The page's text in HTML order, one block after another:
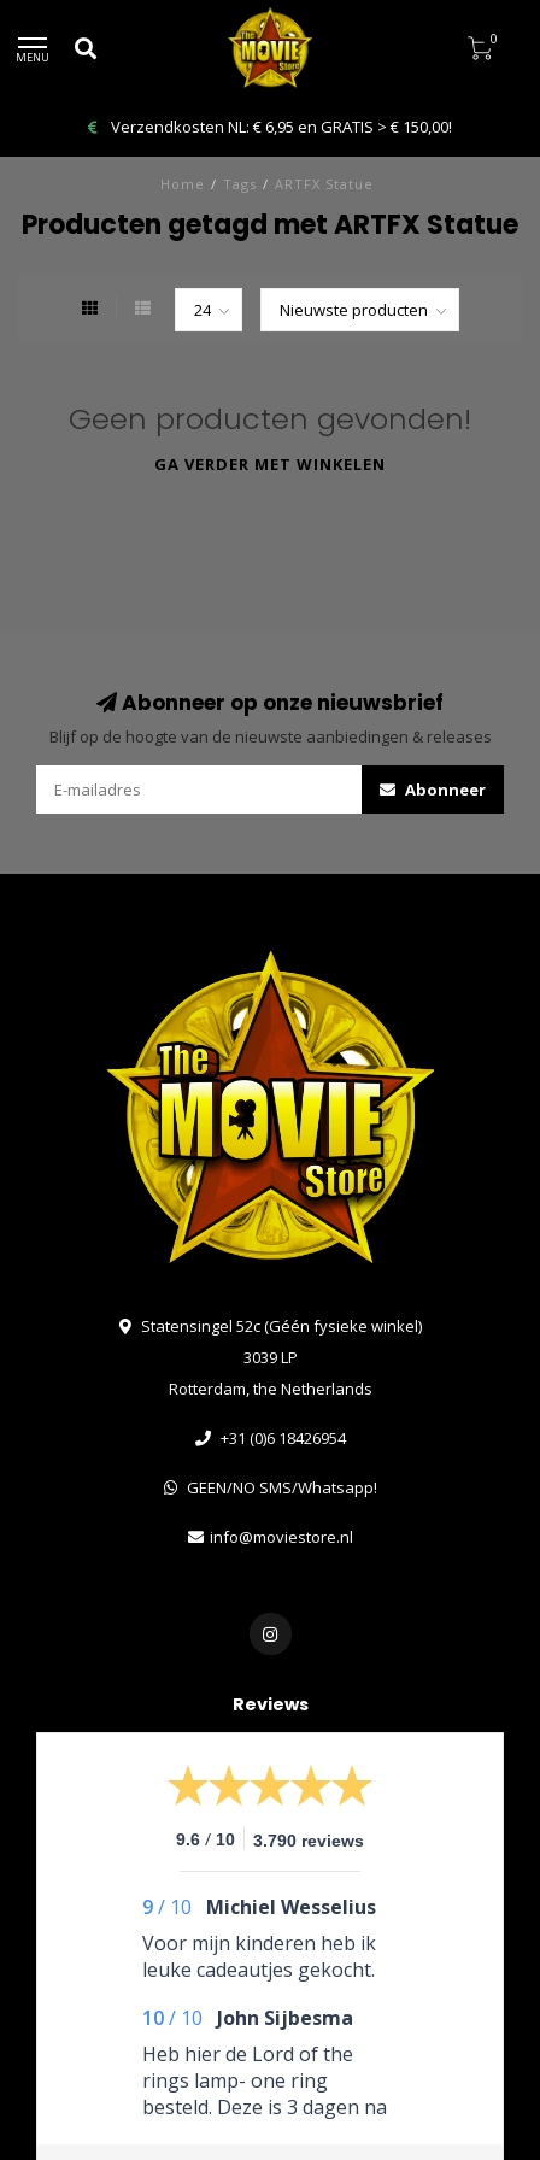
MENU
0
Verzendkosten NL: € 6,95 en GRATIS > € 150,00!
Home / Tags / ARTFX Statue
Producten getagd met ARTFX Statue
Geen producten gevonden!
GA VERDER MET WINKELEN
Abonneer op onze nieuwsbrief
Blijf op de hoogte van de nieuwste aanbiedingen & releases
Abonneer
Statensingel 52c (Géén fysieke winkel)
3039 LP
Rotterdam, the Netherlands
+31 (0)6 18426954
GEEN/NO SMS/Whatsapp!
info@moviestore.nl
Reviews
9.6 / 10 3.790 reviews
9/ 10
Michiel Wesselius
Voor mijn kinderen heb ik
leuke cadeautjes gekocht.
10/ 10
John Sijbesma
Heb hier de Lord of the
rings lamp- one ring
besteld. Deze is 3 dagen na